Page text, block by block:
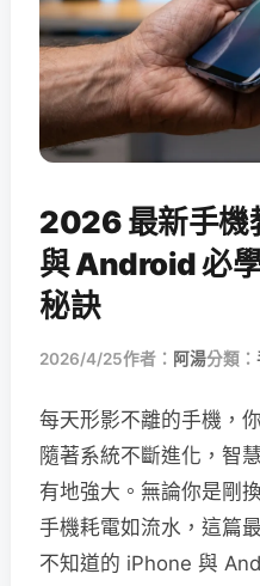
2026 最新手機
與 Android 必
秘訣
2026/4/25作者： 阿湯分類：
每天形影不離的手機，
隨著系統不斷進化，智
有地強大。無論你是剛
手機耗電如流水，這篇
不知道的 iPhone 與